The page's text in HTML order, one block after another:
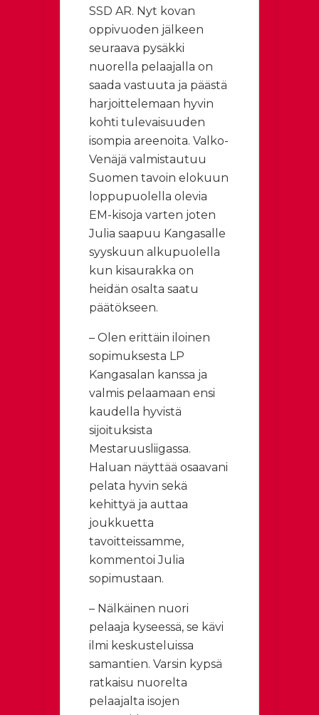
SSD AR. Nyt kovan
oppivuoden jälkeen
seuraava pysäkki
nuorella pelaajalla on
saada vastuuta ja päästä
harjoittelemaan hyvin
kohti tulevaisuuden
isompia areenoita. Valko-
Venäjä valmistautuu
Suomen tavoin elokuun
loppupuolella olevia
EM-kisoja varten joten
Julia saapuu Kangasalle
syyskuun alkupuolella
kun kisaurakka on
heidän osalta saatu
päätökseen.
– Olen erittäin iloinen
sopimuksesta LP
Kangasalan kanssa ja
valmis pelaamaan ensi
kaudella hyvistä
sijoituksista
Mestaruusliigassa.
Haluan näyttää osaavani
pelata hyvin sekä
kehittyä ja auttaa
joukkuetta
tavoitteissamme,
kommentoi Julia
sopimustaan.
– Nälkäinen nuori
pelaaja kyseessä, se kävi
ilmi keskusteluissa
samantien. Varsin kypsä
ratkaisu nuorelta
pelaajalta isojen